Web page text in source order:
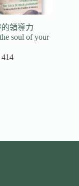
領導力
soul of your
414